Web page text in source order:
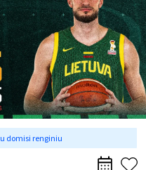
domisi renginiu